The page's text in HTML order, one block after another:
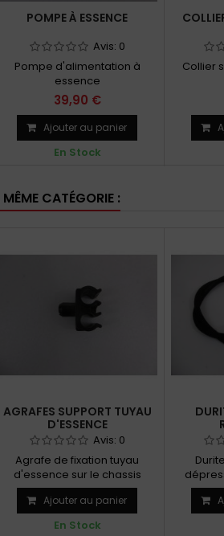
POMPE À ESSENCE
Avis: 0
Pompe d'alimentation à
essence
39,90 €
Ajouter au panier
En Stock
Collier
CATÉGORIE :
AGRAFES SUPPORT TUYAU
D'ESSENCE
Avis: 0
Agrafe de fixation tuyau
d'essence sur le chassis
Ajouter au panier
En Stock